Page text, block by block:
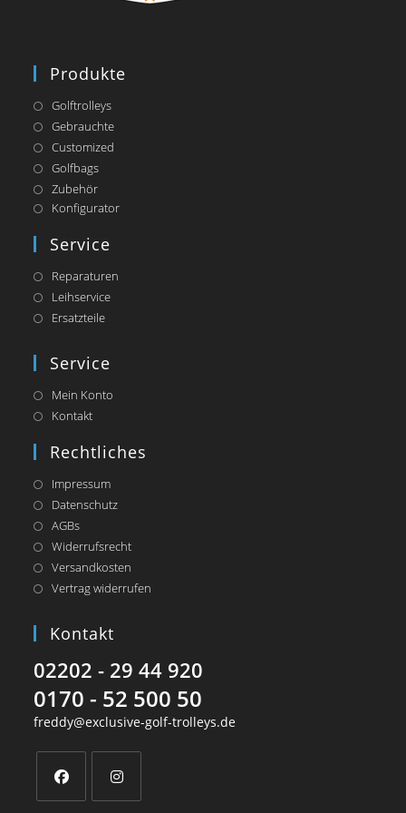
Produkte
Golftrolleys
Gebrauchte
Customized
Golfbags
Zubehör
KonfiguratorOpens
Service
Reparaturen
Leihservice
Ersatzteile
Service
Mein Konto
Kontakt
Rechtliches
Impressum
Datenschutz
AGBs
Widerrufsrecht
Versandkosten
Vertrag widerrufen
Kontakt
02202 - 29 44 920
0170 - 52 500 50
freddy@exclusive-golf-trolleys.de